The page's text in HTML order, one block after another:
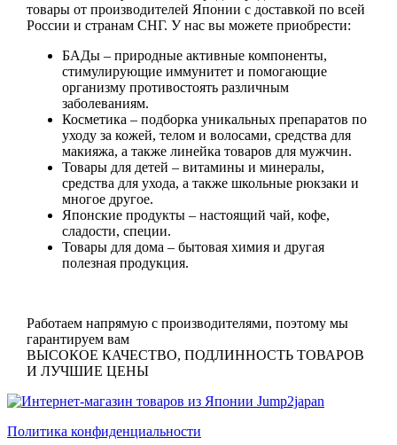
товары от производителей Японии с доставкой по всей
России и странам СНГ. У нас вы можете приобрести:
БАДы– природные активные компоненты,
стимулирующие иммунитет и помогающие
организму противостоять различным
заболеваниям.
Косметика – подборка уникальных препаратов по
уходу за кожей, телом и волосами, средства для
макияжа, а также линейка товаров для мужчин.
Товары для детей – витамины и минералы,
средства для ухода, а также школьные рюкзаки и
многое другое.
Японские продукты– настоящий чай, кофе,
сладости, специи.
Товары для дома – бытовая химия и другая
полезная продукция.
Работаем напрямую с производителями, поэтому мы
гарантируем вам
ВЫСОКОЕ КАЧЕСТВО, ПОДЛИННОСТЬ ТОВАРОВ
И ЛУЧШИЕ ЦЕНЫ
Политика конфиденциальности